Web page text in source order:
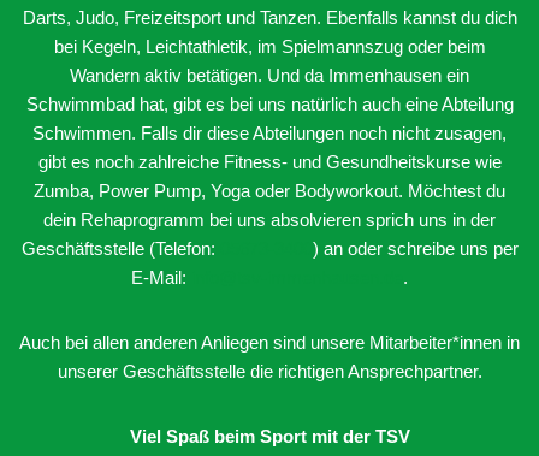
Darts, Judo, Freizeitsport und Tanzen. Ebenfalls kannst du dich
bei Kegeln, Leichtathletik, im Spielmannszug oder beim
Wandern aktiv betätigen. Und da Immenhausen ein
Schwimmbad hat, gibt es bei uns natürlich auch eine Abteilung
Schwimmen. Falls dir diese Abteilungen noch nicht zusagen,
gibt es noch zahlreiche Fitness- und Gesundheitskurse wie
Zumba, Power Pump, Yoga oder Bodyworkout. Möchtest du
dein Rehaprogramm bei uns absolvieren sprich uns in der
Geschäftsstelle (Telefon:
) an oder schreibe uns per
E-Mail:
.
Auch bei allen anderen Anliegen sind unsere Mitarbeiter*innen in
unserer Geschäftsstelle die richtigen Ansprechpartner.
Viel Spaß beim Sport mit der TSV